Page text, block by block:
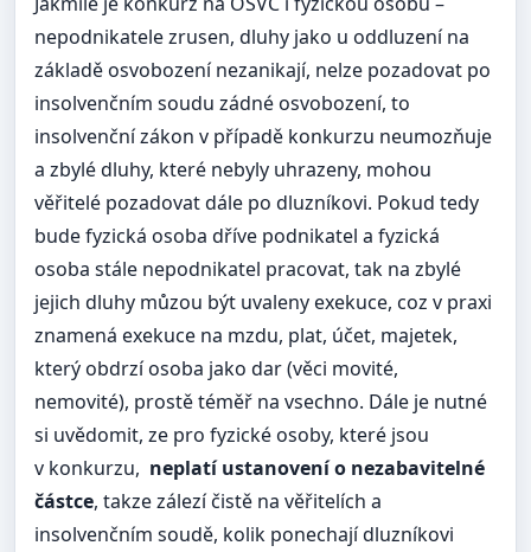
nepodnikatele zrusen, dluhy jako u oddluzení na
základě osvobození nezanikají, nelze pozadovat po
insolvenčním soudu zádné osvobození, to
insolvenční zákon v případě konkurzu neumozňuje
a zbylé dluhy, které nebyly uhrazeny, mohou
věřitelé pozadovat dále po dluzníkovi. Pokud tedy
bude fyzická osoba dříve podnikatel a fyzická
osoba stále nepodnikatel pracovat, tak na zbylé
jejich dluhy můzou být uvaleny exekuce, coz v praxi
znamená exekuce na mzdu, plat, účet, majetek,
který obdrzí osoba jako dar (věci movité,
nemovité), prostě téměř na vsechno. Dále je nutné
si uvědomit, ze pro fyzické osoby, které jsou
v konkurzu, neplatí ustanovení o nezabavitelné
částce, takze zálezí čistě na věřitelích a
insolvenčním soudě, kolik ponechají dluzníkovi